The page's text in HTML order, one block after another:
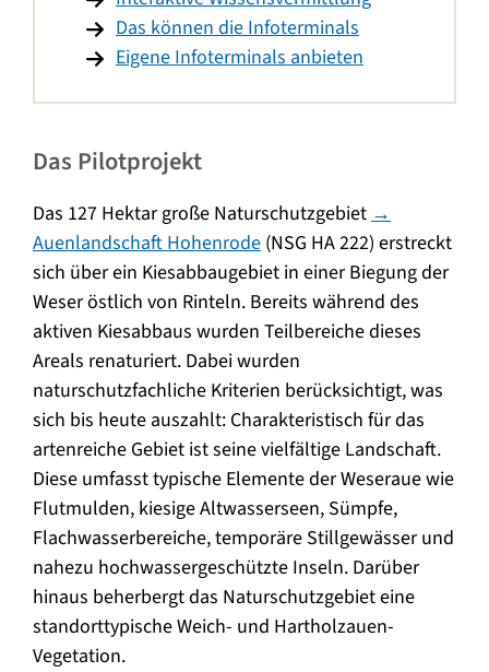
Das können die Infoterminals
Eigene Infoterminals anbieten
Das Pilotprojekt
Das 127 Hektar große Naturschutzgebiet→
Auenlandschaft Hohenrode (NSG HA 222) erstreckt
sich über ein Kiesabbaugebiet in einer Biegung der
Weser östlich von Rinteln. Bereits während des
aktiven Kiesabbaus wurden Teilbereiche dieses
Areals renaturiert. Dabei wurden
naturschutzfachliche Kriterien berücksichtigt, was
sich bis heute auszahlt: Charakteristisch für das
artenreiche Gebiet ist seine vielfältige Landschaft.
Diese umfasst typische Elemente der Weseraue wie
Flutmulden, kiesige Altwasserseen, Sümpfe,
Flachwasserbereiche, temporäre Stillgewässer und
nahezu hochwassergeschützte Inseln. Darüber
hinaus beherbergt das Naturschutzgebiet eine
standorttypische Weich- und Hartholzauen-
Vegetation.